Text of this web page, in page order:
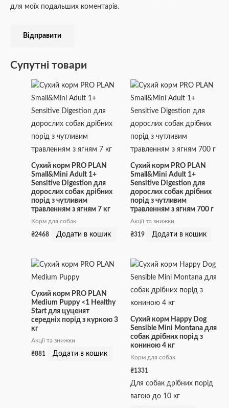
для моїх подальших коментарів.
Супутні товари
Сухий корм PRO PLAN
Small&Mini Adult 1+
Sensitive Digestion для
дорослих собак дрібних
порід з чутливим
травленням з ягням 7 кг
Корм для собак
₴2468 Додати в кошик
Сухий корм PRO PLAN
Small&Mini Adult 1+
Sensitive Digestion для
дорослих собак дрібних
порід з чутливим
травленням з ягням 700 г
Акції та знижки
₴319 Додати в кошик
Сухий корм PRO PLAN
Medium Puppy <1 Healthy
Start для цуценят
середніх порід з куркою 3
кг
Акції та знижки
₴881 Додати в кошик
Сухий корм Happy Dog
Sensible Mini Montana для
собак дрібних порід з
кониною 4 кг
Корм для собак
₴1331
Для собак дрібних порід
вагою до 10 кг